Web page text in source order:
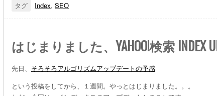
タグ
Index, SEO
はじまりました、YAHOO!検索 INDEX
先日、 そろそろアルゴリズムアップデートの予感
という投稿をしてから、１週間。やっとはじまりました。。。